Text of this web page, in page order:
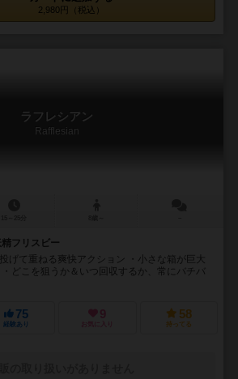
2,980円（税込）
ラフレシアン
Rafflesian
フリスビー
げて重ねる爽快アクション ・小さな箱が巨大
どこを狙うか＆いつ回収するか、常にバチバ
75
経験あり
9
お気に入り
58
持ってる